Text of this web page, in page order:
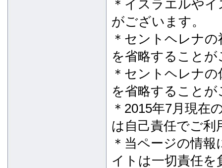
＊イスラエルや
がございます。
＊セントヘレナ
を省略すること
＊セントヘレナ
を省略すること
＊2015年7月現在
は自己責任でご利
＊当ページの情
イトは一切責任を